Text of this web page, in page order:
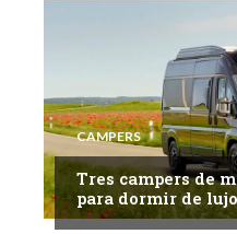
CAMPERS
Tres campers de
para dormir de lujo